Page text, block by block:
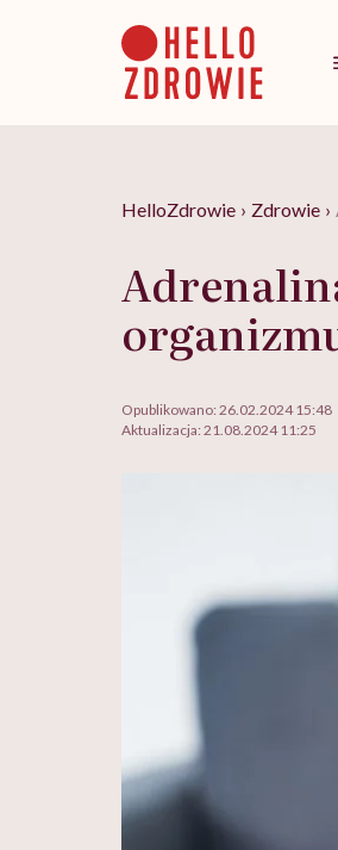
HelloZdrowie › Zdrowie ›
Opublikowano: 26.02.2024 15:48
Aktualizacja: 21.08.2024 11:25